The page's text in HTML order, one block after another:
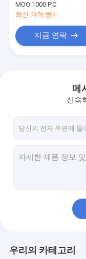
MOQ:1000 PC
최신 가격 받기
지금 연락
메
신속
우리의 카테고리